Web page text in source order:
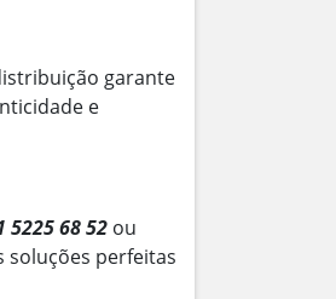
garante
e
5225 68 52 ou
soluções perfeitas